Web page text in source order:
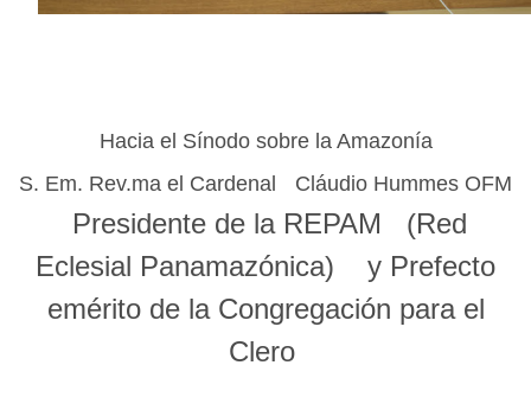
Hacia el Sínodo sobre la Amazonía
S. Em. Rev.ma el Cardenal Cláudio Hummes OFM
Presidente de la REPAM (Red
Eclesial Panamazónica) y Prefecto
emérito de la Congregación para el
Clero